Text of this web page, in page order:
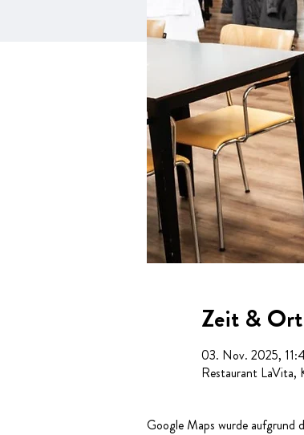
Zeit & Ort
03. Nov. 2025,
Restaurant LaVita,
Google Maps wurde aufgrund